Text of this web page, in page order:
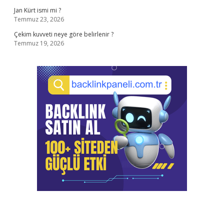
Jan Kürt ismi mi ?
Temmuz 23, 2026
Çekim kuvveti neye göre belirlenir ?
Temmuz 19, 2026